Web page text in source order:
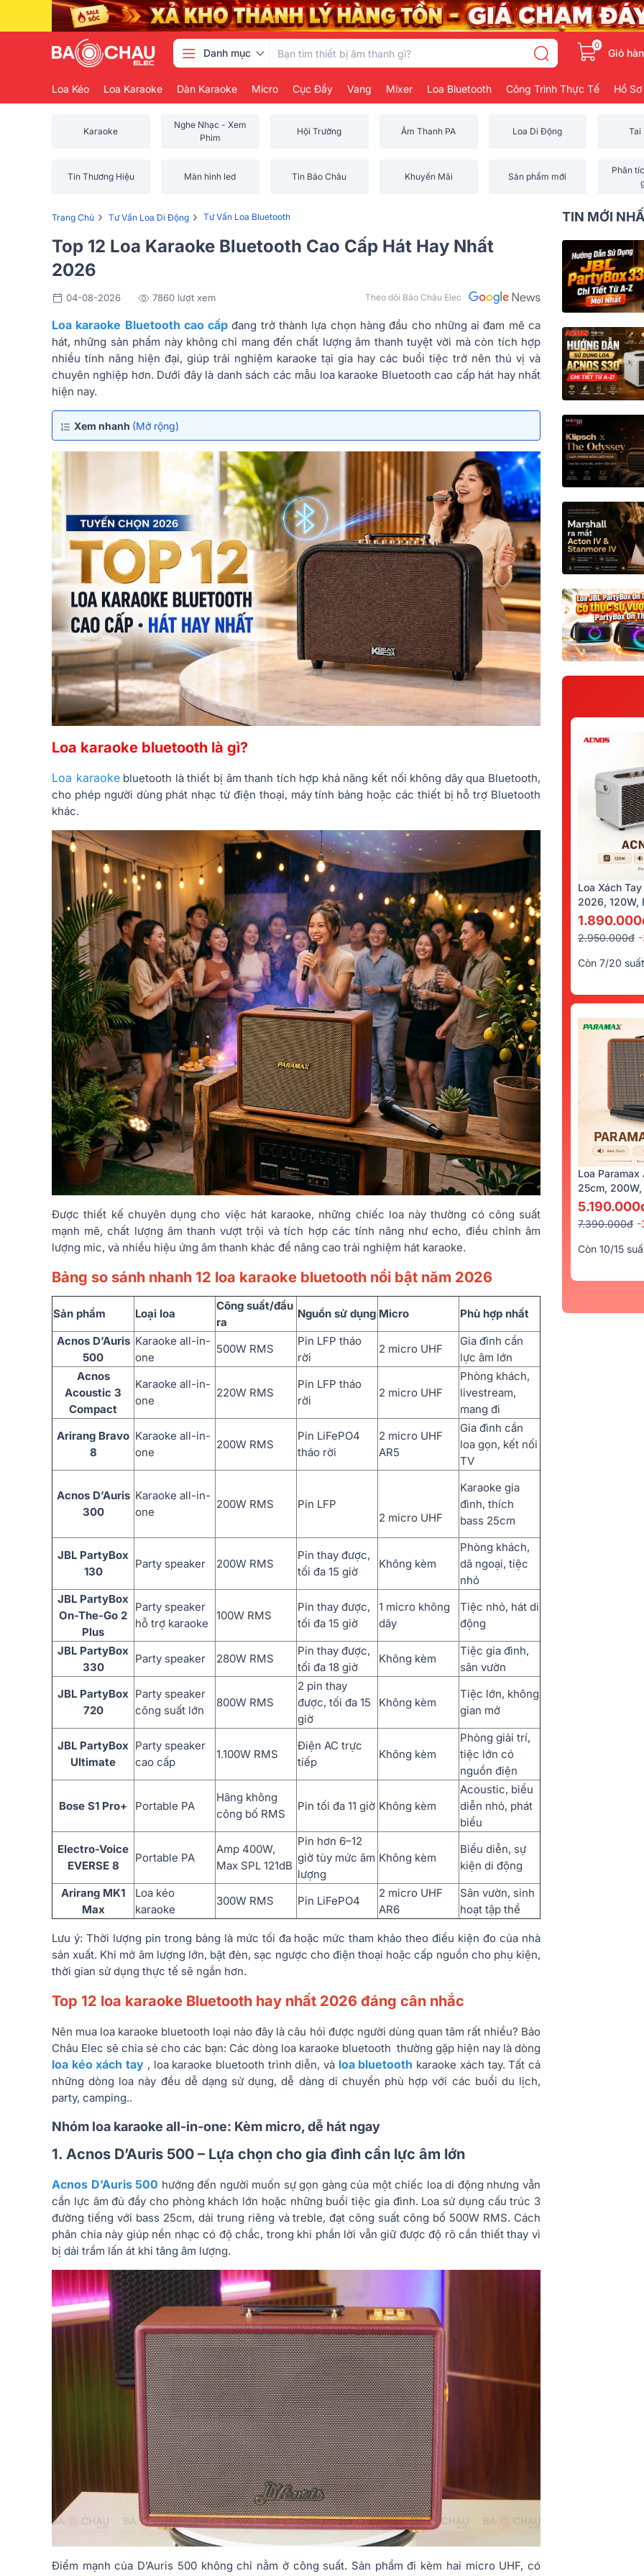
Danh mục
0
Giỏ
Loa Kéo Loa Karaoke Dàn Karaoke Micro Cục Đẩy Vang Mixer Loa Bluetooth Công Trình Thực Tế Hồ
Karaoke
Nghe Nhạc - Xem
Phim
Hội Trường Âm Thanh PA Loa Di Động Tai
Tin Thương Hiệu Màn hình led Tin Bảo Châu Khuyến Mãi Sản phẩm mới
Phân
Trang Chủ › Tư Vấn Loa Di Động › Tư Vấn Loa Bluetooth
Top 12 Loa Karaoke Bluetooth Cao Cấp Hát Hay Nhất
2026
04-08-2026 7860 lượt xem Theo dõi Bảo Châu Elec
Loa karaoke Bluetooth cao cấp đang trở thành lựa chọn hàng đầu cho những ai đam mê ca
hát, những sản phẩm này không chỉ mang đến chất lượng âm thanh tuyệt vời mà còn tích hợp
nhiều tính năng hiện đại, giúp trải nghiệm karaoke tại gia hay các buổi tiệc trở nên thú vị và
chuyên nghiệp hơn. Dưới đây là danh sách các mẫu loa karaoke Bluetooth cao cấp hát hay nhất
hiện nay.
Xem nhanh (Mở rộng)
Loa karaoke bluetooth là gì?
Loa karaokebluetooth là thiết bị âm thanh tích hợp khả năng kết nối không dây qua Bluetooth,
cho phép người dùng phát nhạc từ điện thoại, máy tính bảng hoặc các thiết bị hỗ trợ Bluetooth
khác.
Được thiết kế chuyên dụng cho việc hát karaoke, những chiếc loa này thường có công suất
mạnh mẽ, chất lượng âm thanh vượt trội và tích hợp các tính năng như echo, điều chỉnh âm
lượng mic, và nhiều hiệu ứng âm thanh khác để nâng cao trải nghiệm hát karaoke.
Bảng so sánh nhanh 12 loa karaoke bluetooth nổi bật năm 2026
Sản phẩm Loại loa
Công suất/đầu
ra
Nguồn sử dụng Micro
Phù hợp nhất
Acnos D’Auris
500
Karaoke all-in-
one
500W RMS
Pin LFP tháo
rời
2 micro UHF
Gia đình cần
lực âm lớn
Acnos
Acoustic 3
Compact
Karaoke all-in-
one
220W RMS
Pin LFP tháo
rời
2 micro UHF
Phòng khách,
livestream,
mang đi
Arirang Bravo
8
Karaoke all-in-
one
200W RMS
Pin LiFePO4
tháo rời
2 micro UHF
AR5
Gia đình cần
loa gọn, kết nối
TV
Acnos D’Auris
300
Karaoke all-in-
one
200W RMS
Pin LFP
2 micro UHF
Karaoke gia
đình, thích
bass 25cm
JBL PartyBox
130
Party speaker 200W RMS
Pin thay được,
tối đa 15 giờ
Không kèm
Phòng khách,
dã ngoại, tiệc
nhỏ
JBL PartyBox
On-The-Go 2
Plus
Party speaker
hỗ trợ karaoke
100W RMS
Pin thay được,
tối đa 15 giờ
1 micro không
dây
Tiệc nhỏ, hát di
động
JBL PartyBox
330
Party speaker 280W RMS
Pin thay được,
tối đa 18 giờ
Không kèm
Tiệc gia đình,
sân vườn
JBL PartyBox
720
Party speaker
công suất lớn
800W RMS
2 pin thay
được, tối đa 15
giờ
Không kèm
Tiệc lớn, không
gian mở
JBL PartyBox
Ultimate
Party speaker
cao cấp
1.100W RMS
Điện AC trực
tiếp
Không kèm
Phòng giải trí,
tiệc lớn có
nguồn điện
Bose S1 Pro+ Portable PA
Hãng không
công bố RMS
Pin tối đa 11 giờ Không kèm
Acoustic, biểu
diễn nhỏ, phát
biểu
Electro-Voice
EVERSE 8
Portable PA
Amp 400W,
Max SPL 121dB
Pin hơn 6–12
giờ tùy mức âm
lượng
Không kèm
Biểu diễn, sự
kiện di động
Arirang MK1
Max
Loa kéo
karaoke
300W RMS Pin LiFePO4
2 micro UHF
AR6
Sân vườn, sinh
hoạt tập thể
Lưu ý: Thời lượng pin trong bảng là mức tối đa hoặc mức tham khảo theo điều kiện đo của nhà
sản xuất. Khi mở âm lượng lớn, bật đèn, sạc ngược cho điện thoại hoặc cấp nguồn cho phụ kiện,
thời gian sử dụng thực tế sẽ ngắn hơn.
Top 12 loa karaoke Bluetooth hay nhất 2026 đáng cân nhắc
Nên mua loa karaoke bluetooth loại nào đây là câu hỏi được người dùng quan tâm rất nhiều? Bảo
Châu Elec sẽ chia sẻ cho các bạn: Các dòng loa karaoke bluetooth thường gặp hiện nay là dòng
loa kéo xách tay , loa karaoke bluetooth trình diễn, và loa bluetooth karaoke xách tay. Tất cả
những dòng loa này đều dễ dạng sử dụng, dễ dàng di chuyển phù hợp với các buổi du lịch,
party, camping..
Nhóm loa karaoke all-in-one: Kèm micro, dễ hát ngay
1. Acnos D’Auris 500 – Lựa chọn cho gia đình cần lực âm lớn
Acnos D’Auris 500 hướng đến người muốn sự gọn gàng của một chiếc loa di động nhưng vẫn
cần lực âm đủ đầy cho phòng khách lớn hoặc những buổi tiệc gia đình. Loa sử dụng cấu trúc 3
đường tiếng với bass 25cm, dải trung riêng và treble, đạt công suất công bố 500W RMS. Cách
phân chia này giúp nền nhạc có độ chắc, trong khi phần lời vẫn giữ được độ rõ cần thiết thay vì
bị dải trầm lấn át khi tăng âm lượng.
Điểm mạnh của D’Auris 500 không chỉ nằm ở công suất. Sản phẩm đi kèm hai micro UHF, có
TIN MỚI
Loa Xách
2026, 120W,
Kèm 2 Tay
2.950.000đ
Còn 7/20 suất
Loa
25cm,
7.390.000đ -
Còn 10/15